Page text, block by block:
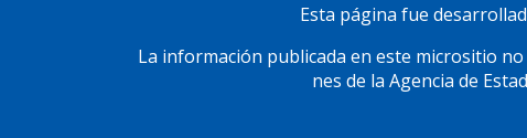
Esta página fue
La información publicada en este micrositio
nes de la Agencia de